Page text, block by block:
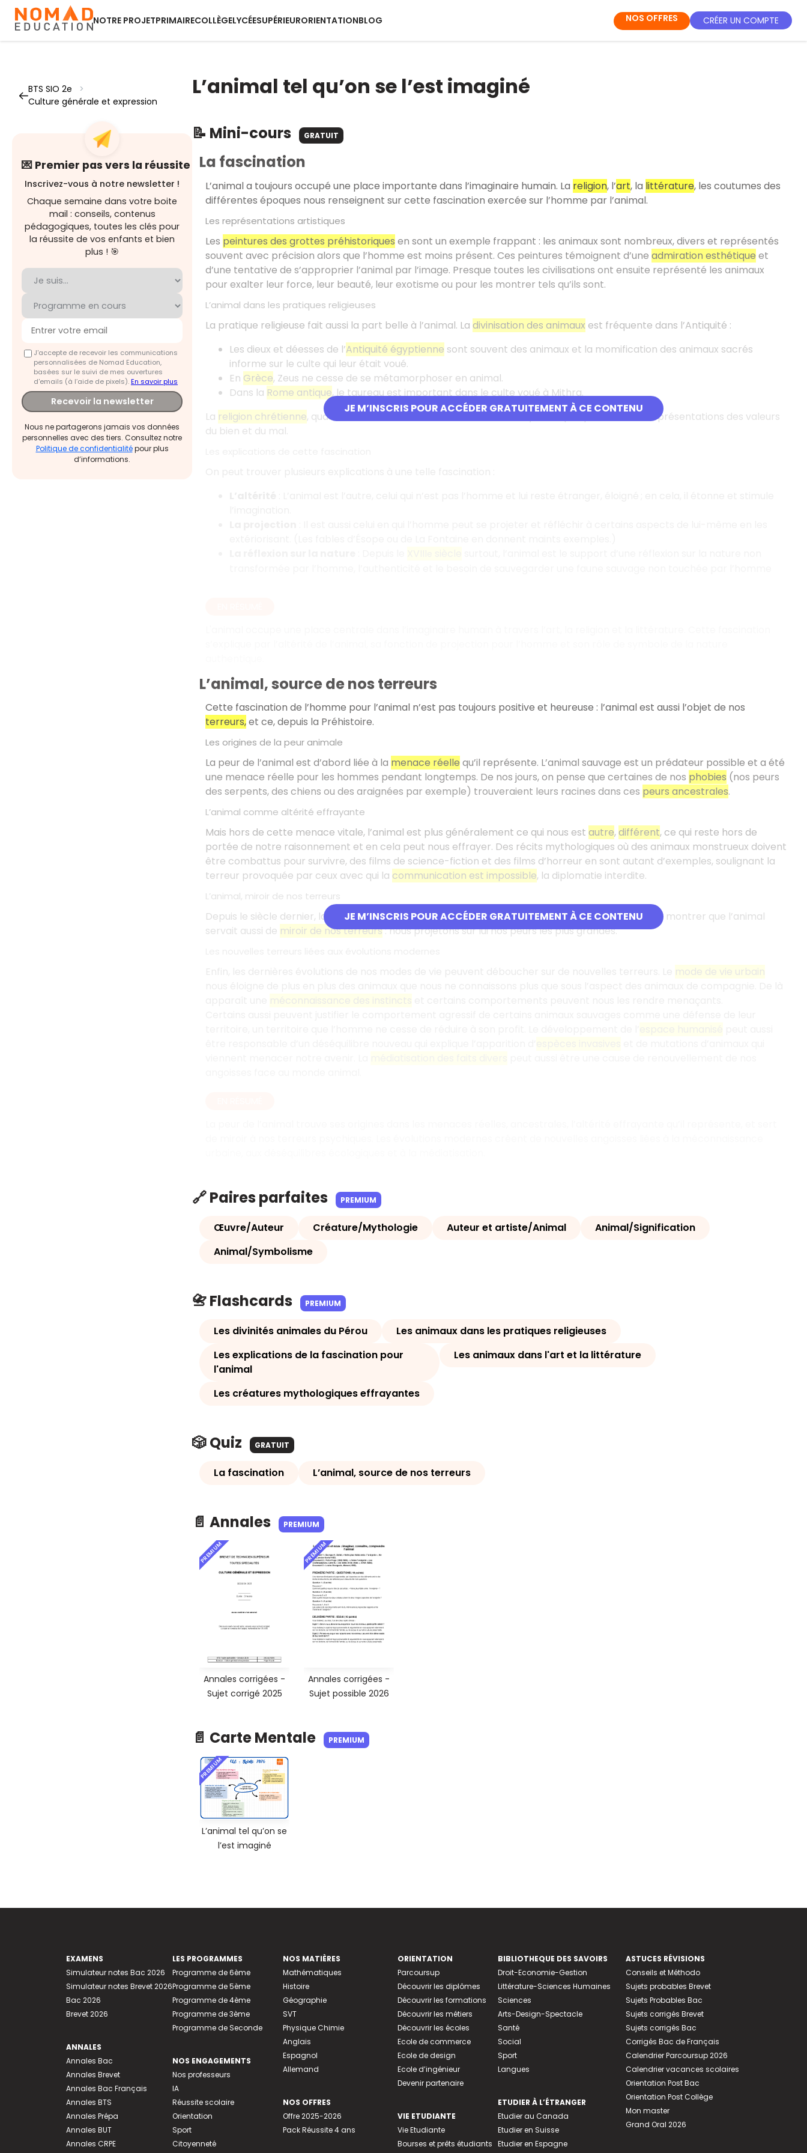
NOTRE PROJETPRIMAIRECOLLÈGELYCÉESUPÉRIEURORIENTATIONBLOG NOS OFFRES CRÉER UN COMPTE
BTS SIO 2e
>
Culture générale et expression
💌 Premier pas vers la réussite
Inscrivez-vous à notre newsletter !
Chaque semaine dans votre boite
mail : conseils, contenus
pédagogiques, toutes les clés pour
la réussite de vos enfants et bien
plus ! 🎯
J'accepte de recevoir les communications
personnalisées de Nomad Education,
basées sur le suivi de mes ouvertures
d'emails (à l’aide de pixels).En savoir plus
Recevoir la newsletter
Nous ne partagerons jamais vos données
personnelles avec des tiers. Consultez notre
Politique de confidentialitépour plus
d’informations.
L’animal tel qu’on se l’est imaginé
📝 Mini-cours GRATUIT
JE M’INSCRIS POUR ACCÉDER GRATUITEMENT À CE CONTENU
La fascination
L’animal a toujours occupé une place importante dans l’imaginaire humain. La religion, l’art, la littérature, les coutumes des
différentes époques nous renseignent sur cette fascination exercée sur l’homme par l’animal.
Les représentations artistiques
Les peintures des grottes préhistoriques en sont un exemple frappant : les animaux sont nombreux, divers et représentés
souvent avec précision alors que l’homme est moins présent. Ces peintures témoignent d’une admiration esthétique et
d’une tentative de s’approprier l’animal par l’image. Presque toutes les civilisations ont ensuite représenté les animaux
pour exalter leur force, leur beauté, leur exotisme ou pour les montrer tels qu’ils sont.
L’animal dans les pratiques religieuses
La pratique religieuse fait aussi la part belle à l’animal. La divinisation des animaux est fréquente dans l’Antiquité :
Les dieux et déesses de l’Antiquité égyptienne sont souvent des animaux et la momification des animaux sacrés
informe sur le culte qui leur était voué.
En Grèce, Zeus ne cesse de se métamorphoser en animal.
Dans la Rome antique, le taureau est important dans le culte voué à Mithra.
La religion chrétienne, quant à elle, attribue aux animaux une valeur symbolique qui en fait des représentations des valeurs
du bien et du mal.
JE M’INSCRIS POUR ACCÉDER GRATUITEMENT À CE CONTENU
L’animal, source de nos terreurs
Cette fascination de l’homme pour l’animal n’est pas toujours positive et heureuse : l’animal est aussi l’objet de nos
terreurs,et ce, depuis la Préhistoire.
Les origines de la peur animale
La peur de l’animal est d’abord liée à la menace réelle qu’il représente. L’animal sauvage est un prédateur possible et a été
une menace réelle pour les hommes pendant longtemps. De nos jours, on pense que certaines de nos phobies (nos peurs
des serpents, des chiens ou des araignées par exemple) trouveraient leurs racines dans ces peurs ancestrales.
L’animal comme altérité effrayante
Mais hors de cette menace vitale, l’animal est plus généralement ce qui nous est autre, différent, ce qui reste hors de
portée de notre raisonnement et en cela peut nous effrayer. Des récits mythologiques où des animaux monstrueux doivent
être combattus pour survivre, des films de science-fiction et des films d’horreur en sont autant d’exemples, soulignant la
terreur provoquée par ceux avec qui la communication est impossible, la diplomatie interdite.
L’animal, miroir de nos terreurs
Depuis le siècle dernier, la psychanalyseet les études des mécanismes psychiques ont permis de montrer que l’animal
servait aussi de miroir de nos terreurs: nous projetons sur lui nos peurs les plus grandes.
mode de vie urbain
🔗 Paires parfaites PREMIUM
Œuvre/Auteur Créature/Mythologie Auteur et artiste/Animal
Animal/Signification
Animal/Symbolisme
📇 Flashcards PREMIUM
Les divinités animales du Pérou
Les animaux dans les pratiques religieuses
Les explications de la fascination pour
l'animal
Les animaux dans l'art et la littérature
Les créatures mythologiques effrayantes
🎲 Quiz GRATUIT
La fascination L’animal, source de nos terreurs
📄 Annales PREMIUM
PREMIUM
Annales corrigées -
Sujet corrigé 2025
PREMIUM
Annales corrigées -
Sujet possible 2026
📄 Carte Mentale PREMIUM
PREMIUM
L’animal tel qu’on se
l’est imaginé
EXAMENS
Simulateur notes Bac 2026
Simulateur notes Brevet 2026
Bac 2026
Brevet 2026
ANNALES
Annales Bac
Annales Brevet
Annales Bac Français
Annales BTS
Annales Prépa
Annales BUT
Annales CRPE
LES PROGRAMMES
Programme de 6ème
Programme de 5ème
Programme de 4ème
Programme de 3ème
Programme de Seconde
NOS ENGAGEMENTS
Nos professeurs
IA
Réussite scolaire
Orientation
Sport
Citoyenneté
NOS MATIÈRES
Mathématiques
Histoire
Géographie
SVT
Physique Chimie
Anglais
Espagnol
Allemand
NOS OFFRES
Offre 2025-2026
Pack Réussite 4 ans
ORIENTATION
Parcoursup
Découvrir les diplômes
Découvrir les formations
Découvrir les métiers
Découvrir les écoles
Ecole de commerce
Ecole de design
Ecole d’ingénieur
Devenir partenaire
VIE ETUDIANTE
Vie Etudiante
Bourses et prêts étudiants
BIBLIOTHEQUE DES SAVOIRS
Droit-Economie-Gestion
Littérature-Sciences Humaines
Sciences
Arts-Design-Spectacle
Santé
Social
Sport
Langues
ETUDIER À L’ÉTRANGER
Etudier au Canada
Etudier en Suisse
Etudier en Espagne
ASTUCES RÉVISIONS
Conseils et Méthodo
Sujets probables Brevet
Sujets Probables Bac
Sujets corrigés Brevet
Sujets corrigés Bac
Corrigés Bac de Français
Calendrier Parcoursup 2026
Calendrier vacances scolaires
Orientation Post Bac
Orientation Post Collège
Mon master
Grand Oral 2026